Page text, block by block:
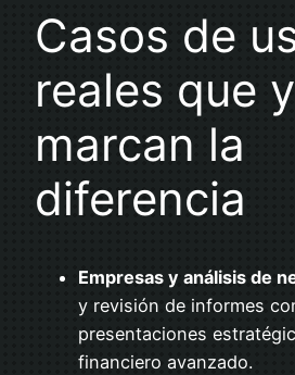
Casos de
reales que
marcan la
diferencia
Empresas y análisis de
y revisión de informes
presentaciones
financiero avanzado.